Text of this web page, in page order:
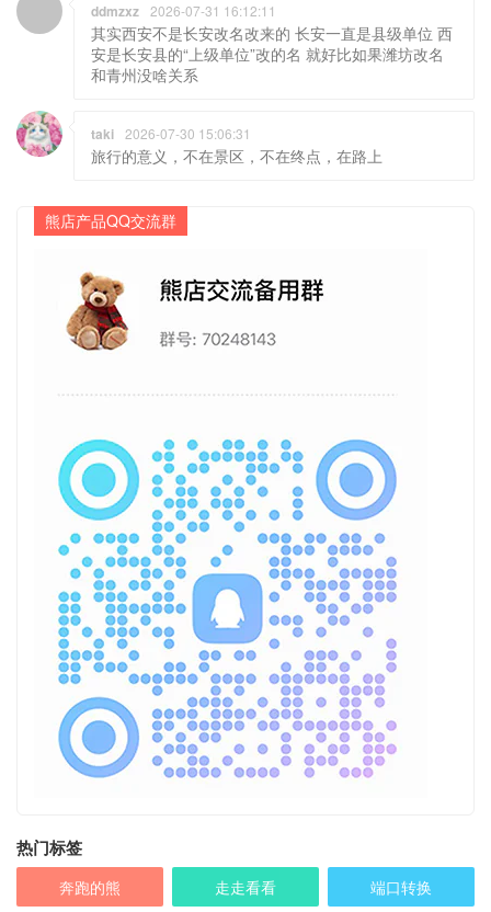
ddmzxz 2026-07-31 16:12:11
其实西安不是长安改名改来的 长安一直是县级单位 西
安是长安县的“上级单位”改的名 就好比如果潍坊改名
和青州没啥关系
taki 2026-07-30 15:06:31
旅行的意义，不在景区，不在终点，在路上
熊店产品QQ交流群
热门标签
奔跑的熊 走走看看 端口转换